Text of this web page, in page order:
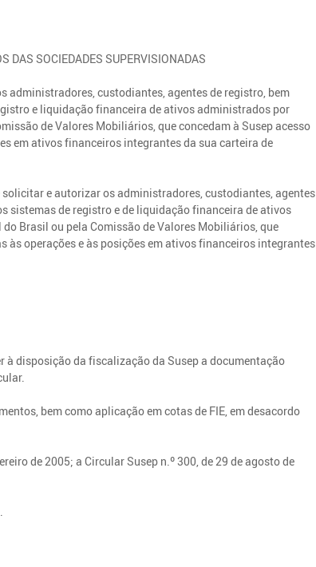
DAS SOCIEDADES SUPERVISIONADAS
administradores, custodiantes, agentes de registro, bem
e liquidação financeira de ativos administrados por
de Valores Mobiliários, que concedam à Susep acesso
em ativos financeiros integrantes da sua carteira de
e autorizar os administradores, custodiantes, agentes
sistemas de registro e de liquidação financeira de ativos
Brasil ou pela Comissão de Valores Mobiliários, que
às operações e às posições em ativos financeiros integrantes
disposição da fiscalização da Susep a documentação
bem como aplicação em cotas de FIE, em desacordo
de 2005; a Circular Susep n.º 300, de 29 de agosto de